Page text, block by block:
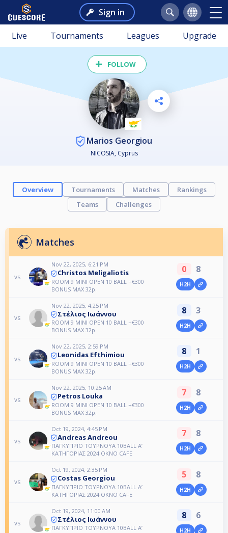
Sign in
Live Tournaments Leagues Upgrade
FOLLOW
Marios Georgiou
NICOSIA, Cyprus
Overview Tournaments Matches
Rankings
Teams
Challenges
Matches
vs
Nov 22, 2025, 6:21 PM
Christos Meligaliotis
ROOM 9 MINI OPEN 10 BALL +€300
BONUS MAX 32p.
0 8
H2H
vs
Nov 22, 2025, 4:25 PM
Στέλιος Ιωάννου
ROOM 9 MINI OPEN 10 BALL +€300
BONUS MAX 32p.
8 3
H2H
vs
Nov 22, 2025, 2:59 PM
Leonidas Efthimiou
ROOM 9 MINI OPEN 10 BALL +€300
BONUS MAX 32p.
8 1
H2H
vs
Nov 22, 2025, 10:25 AM
Petros Louka
ROOM 9 MINI OPEN 10 BALL +€300
BONUS MAX 32p.
7 8
H2H
vs
Oct 19, 2024, 4:45 PM
Andreas Andreou
ΠΑΓΚΥΠΡΙΟ ΤΟΥΡΝΟΥΑ 10BALL A’
ΚΑΤΗΓΟΡΙΑΣ 2024 OKNO CAFE
7 8
H2H
vs
Oct 19, 2024, 2:35 PM
Costas Georgiou
ΠΑΓΚΥΠΡΙΟ ΤΟΥΡΝΟΥΑ 10BALL A’
ΚΑΤΗΓΟΡΙΑΣ 2024 OKNO CAFE
5 8
H2H
vs
Oct 19, 2024, 11:00 AM
Στέλιος Ιωάννου
ΠΑΓΚΥΠΡΙΟ ΤΟΥΡΝΟΥΑ 10BALL A’
8 6
H2H